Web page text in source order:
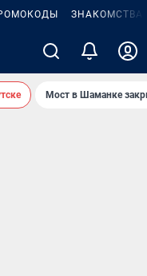
ЗНАКОМСТВА
Мост в Шаманке